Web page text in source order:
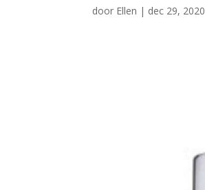
door Ellen | dec 29, 2020